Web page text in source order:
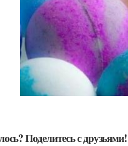
Поделитесь с друзьями!